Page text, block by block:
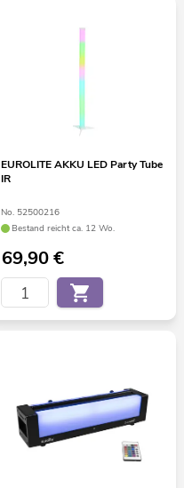
EUROLITE AKKU LED Party Tube
IR
No. 52500216
Bestand reicht ca. 12 Wo.
69,90€